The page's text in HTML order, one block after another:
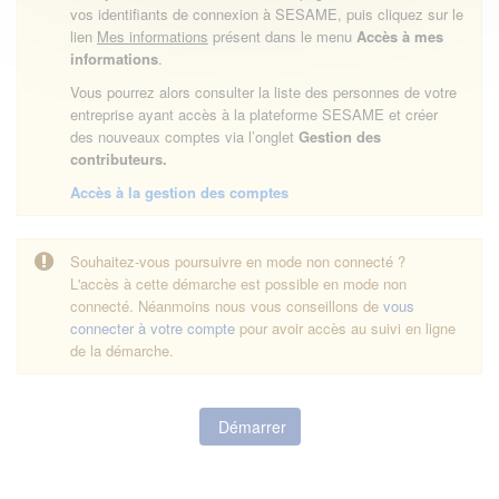
vos identifiants de connexion à SESAME, puis cliquez sur le
lien Mes informations présent dans le menu Accès à mes
informations.
Vous pourrez alors consulter la liste des personnes de votre
entreprise ayant accès à la plateforme SESAME et créer
des nouveaux comptes via l’onglet Gestion des
contributeurs.
Accès à la gestion des comptes
Souhaitez-vous poursuivre en mode non connecté ?
L'accès à cette démarche est possible en mode non
connecté. Néanmoins nous vous conseillons de vous
connecter à votre compte pour avoir accès au suivi en ligne
de la démarche.
Démarrer